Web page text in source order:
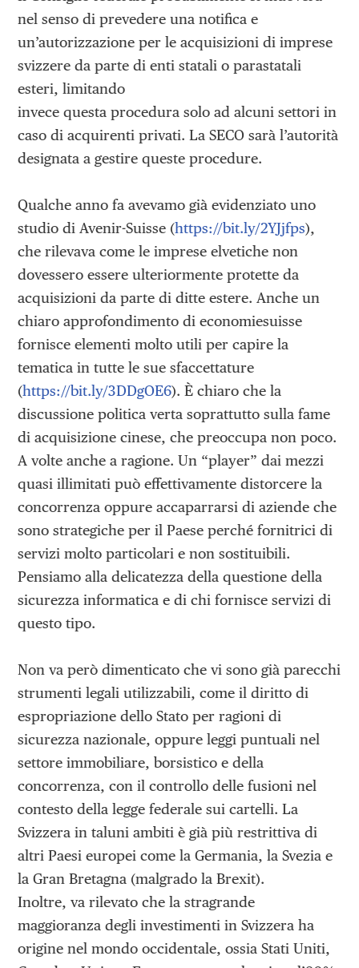
nel senso di prevedere una notifica e
un’autorizzazione per le acquisizioni di imprese
svizzere da parte di enti statali o parastatali
esteri, limitando
invece questa procedura solo ad alcuni settori in
caso di acquirenti privati. La SECO sarà l’autorità
designata a gestire queste procedure.
Qualche anno fa avevamo già evidenziato uno
studio di Avenir-Suisse (https://bit.ly/2YJjfps),
che rilevava come le imprese elvetiche non
dovessero essere ulteriormente protette da
acquisizioni da parte di ditte estere. Anche un
chiaro approfondimento di economiesuisse
fornisce elementi molto utili per capire la
tematica in tutte le sue sfaccettature
(https://bit.ly/3DDgOE6). È chiaro che la
discussione politica verta soprattutto sulla fame
di acquisizione cinese, che preoccupa non poco.
A volte anche a ragione. Un “player” dai mezzi
quasi illimitati può effettivamente distorcere la
concorrenza oppure accaparrarsi di aziende che
sono strategiche per il Paese perché fornitrici di
servizi molto particolari e non sostituibili.
Pensiamo alla delicatezza della questione della
sicurezza informatica e di chi fornisce servizi di
questo tipo.
Non va però dimenticato che vi sono già parecchi
strumenti legali utilizzabili, come il diritto di
espropriazione dello Stato per ragioni di
sicurezza nazionale, oppure leggi puntuali nel
settore immobiliare, borsistico e della
concorrenza, con il controllo delle fusioni nel
contesto della legge federale sui cartelli. La
Svizzera in taluni ambiti è già più restrittiva di
altri Paesi europei come la Germania, la Svezia e
la Gran Bretagna (malgrado la Brexit).
Inoltre, va rilevato che la stragrande
maggioranza degli investimenti in Svizzera ha
origine nel mondo occidentale, ossia Stati Uniti,